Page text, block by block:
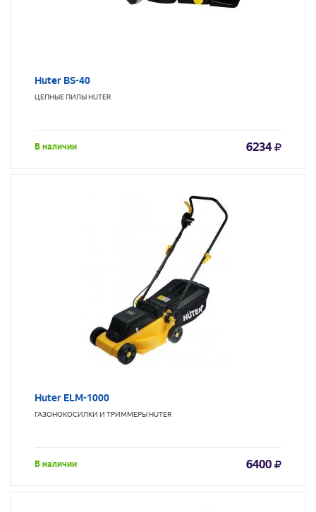
Huter BS-40
ЦЕПНЫЕ ПИЛЫHUTER
В наличии 6234
Huter ELM-1000
ГАЗОНОКОСИЛКИ И ТРИММЕРЫHUTER
В наличии 6400